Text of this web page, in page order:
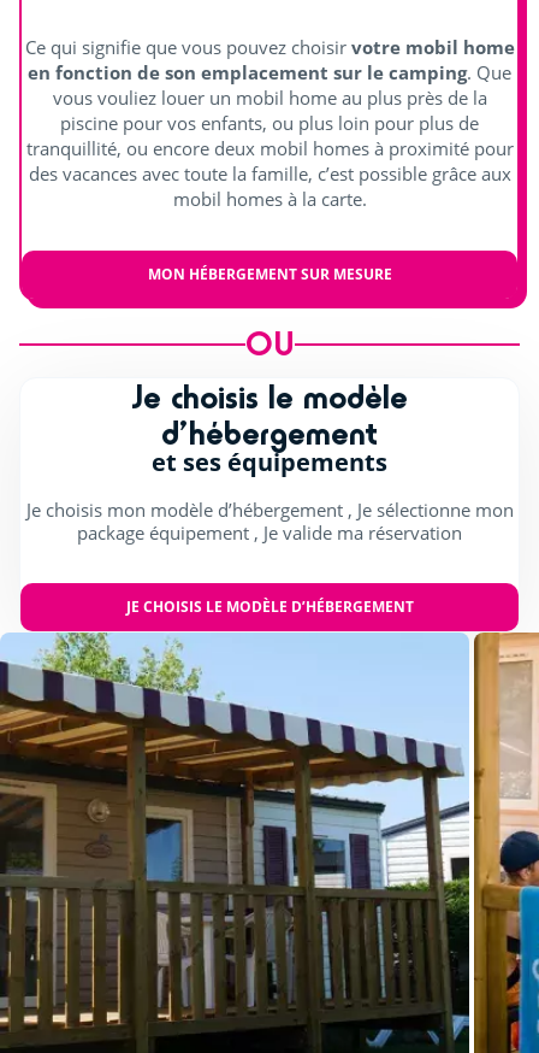
Animations en journée et soirée
Spectacles enfants (mascottes, magie...)
Scène extérieure
Ce qui signifie que vous pouvez choisir votre mobil home
en fonction de son emplacement sur le camping. Que
vous vouliez louer un mobil home au plus près de la
piscine pour vos enfants, ou plus loin pour plus de
tranquillité, ou encore deux mobil homes à proximité pour
des vacances avec toute la famille, c’est possible grâce aux
mobil homes à la carte.
MON HÉBERGEMENT SUR MESURE
OU
Je choisis le modèle
d’hébergement
et ses équipements
Je choisis mon modèle d’hébergement , Je sélectionne mon
package équipement , Je valide ma réservation
JE CHOISIS LE MODÈLE D’HÉBERGEMENT